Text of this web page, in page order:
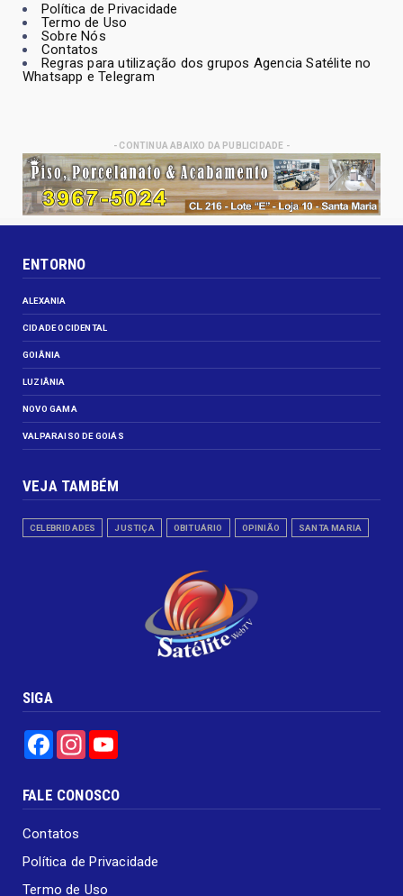
Política de Privacidade
Termo de Uso
Sobre Nós
Contatos
Regras para utilização dos grupos Agencia Satélite no
Whatsapp e Telegram
- CONTINUA ABAIXO DA PUBLICIDADE -
ENTORNO
ALEXANIA
CIDADE OCIDENTAL
GOIÂNIA
LUZIÂNIA
NOVO GAMA
VALPARAISO DE GOIÁS
VEJA TAMBÉM
CELEBRIDADES JUSTIÇA OBITUÁRIO OPINIÃO SANTA MARIA
SIGA
FacebookInstagram
FALE CONOSCO
Contatos
Política de Privacidade
Termo de Uso